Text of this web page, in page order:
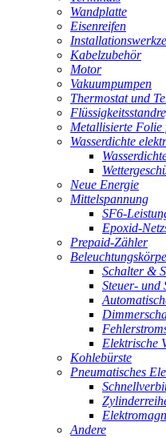
Wandplatte
Eisenreifen
Kabelzubehör
Motor
Vakuumpumpen
Thermostat und
Metallisierte Folie
Wasserdichte
Neue Energie
Mittelspannung
SF6-
Epoxid-
Prepaid-Zähler
Schalter &
Steuer- und
Elektrische
Kohlebürste
Pneumatisches
Andere